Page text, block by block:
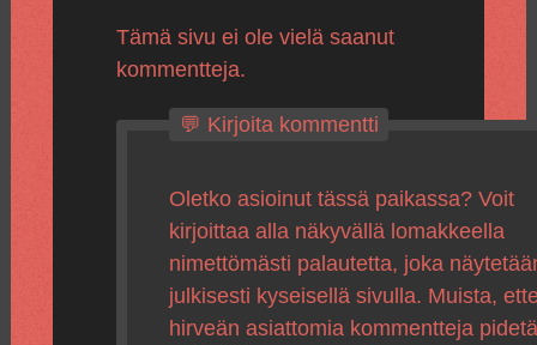
Tämä sivu ei ole vielä saanut
kommentteja.
💬 Kirjoita kommentti
Oletko asioinut tässä paikassa? Voit
kirjoittaa alla näkyvällä lomakkeella
nimettömästi palautetta, joka
julkisesti kyseisellä sivulla. Muista,
hirveän asiattomia kommentteja pidetä